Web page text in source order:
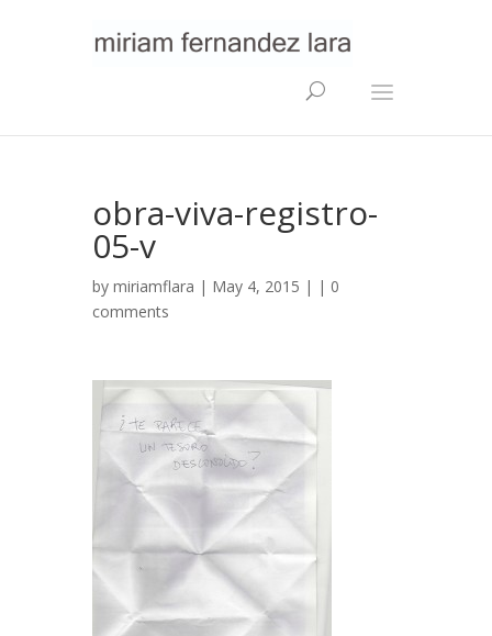
obra-viva-registro-
05-v
by miriamflara | May 4, 2015 | | 0
comments